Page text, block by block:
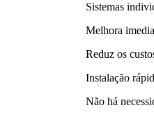
Sistemas
Melhora
Reduz os
Instalação
Não há